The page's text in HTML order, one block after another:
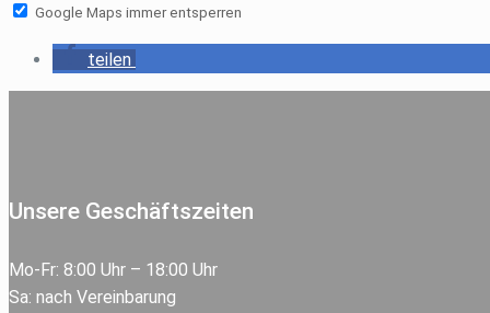
Google Maps immer entsperren
teilen
Unsere Geschäftszeiten
Mo-Fr: 8:00 Uhr – 18:00 Uhr
Sa: nach Vereinbarung